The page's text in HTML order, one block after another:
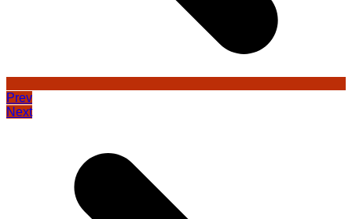
Prev
Next